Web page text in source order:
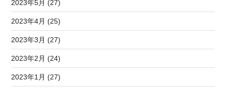
2023年5月 (27)
2023年4月 (25)
2023年3月 (27)
2023年2月 (24)
2023年1月 (27)